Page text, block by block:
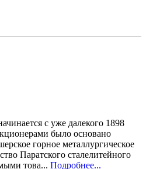
с уже далекого 1898
было основано
горное металлургическое
Паратского сталелитейного
това... Подробнее...